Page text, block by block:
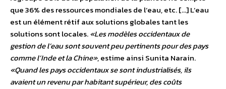
que 36% des ressources mondiales de l’eau, etc. […] L’eau
est un élément rétif aux solutions globales tant les
solutions sont locales.«Les modèles occidentaux de
gestion de l’eau sont souvent peu pertinents pour des pays
comme l’Inde et la Chine», estime ainsi Sunita Narain.
«Quand les pays occidentaux se sont industrialisés, ils
avaient un revenu par habitant supérieur, des coûts